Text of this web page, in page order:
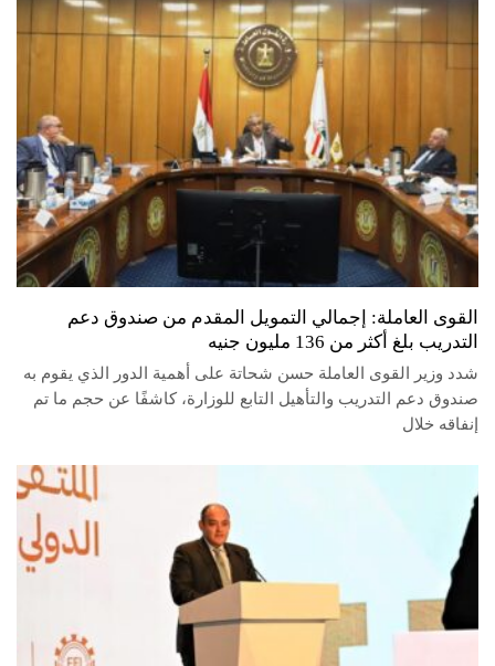
القوى العاملة: إجمالي التمويل المقدم من صندوق دعم
التدريب بلغ أكثر من 136 مليون جنيه
شدد وزير القوى العاملة حسن شحاتة على أهمية الدور الذي يقوم به
صندوق دعم التدريب والتأهيل التابع للوزارة، كاشفًا عن حجم ما تم
إنفاقه خلال